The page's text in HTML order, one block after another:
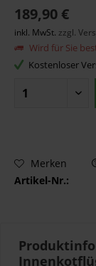
189,90 €
inkl. MwSt. zzgl.
Wird für Sie
Kostenloser
Merken
Artikel-Nr.: